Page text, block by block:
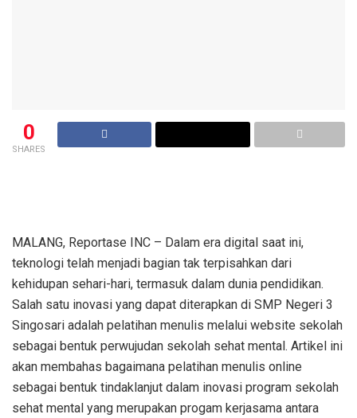
0
SHARES
MALANG, Reportase INC – Dalam era digital saat ini,
teknologi telah menjadi bagian tak terpisahkan dari
kehidupan sehari-hari, termasuk dalam dunia pendidikan.
Salah satu inovasi yang dapat diterapkan di SMP Negeri 3
Singosari adalah pelatihan menulis melalui website sekolah
sebagai bentuk perwujudan sekolah sehat mental. Artikel ini
akan membahas bagaimana pelatihan menulis online
sebagai bentuk tindaklanjut dalam inovasi program sekolah
sehat mental yang merupakan progam kerjasama antara